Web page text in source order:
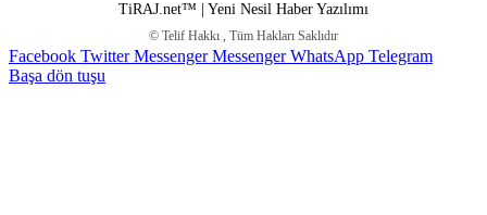
TiRAJ.net™ | Yeni Nesil Haber Yazılımı
© Telif Hakkı , Tüm Hakları Saklıdır
Facebook Twitter Messenger Messenger WhatsApp Telegram
Başa dön tuşu